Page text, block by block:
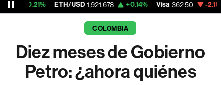
ETH/USD 1,921.678 +0.14% Visa 362.50 -2.15%
COLOMBIA
Diez meses de Gobierno
Petro: ¿ahora quiénes